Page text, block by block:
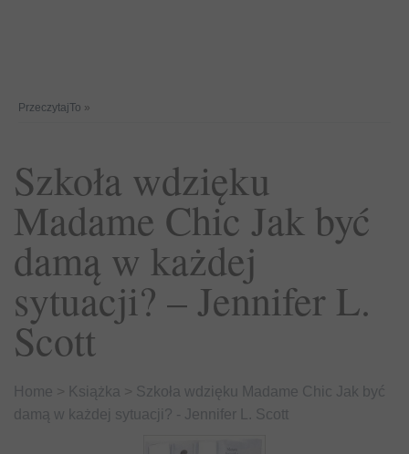
PrzeczytajTo »
Szkoła wdzięku
Madame Chic Jak być
damą w każdej
sytuacji? – Jennifer L.
Scott
Home Książka
Szkoła wdzięku Madame Chic Jak być
damą w każdej sytuacji? - Jennifer L. Scott